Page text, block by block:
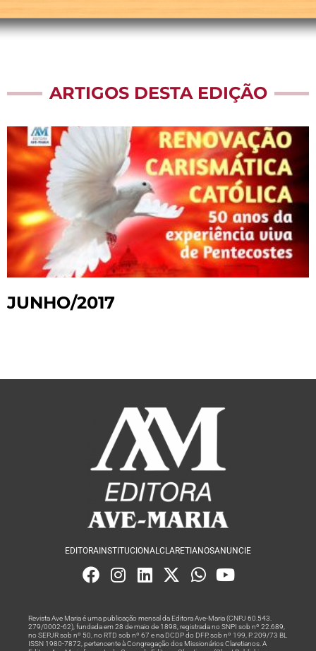
ARTIGOS DESTA EDIÇÃO
JUNHO/2017
EDITORA INSTITUCIONALCLARETIANOSANUNCIE
Revista Ave Maria é uma publicação mensal da Editora Ave-Maria (CNPJ 60.543.
279/0002-62), fundada em 28 de maio de 1898, registrada no SNPI sob nº 22.689,
no SEPJR sob nº 50, no RTD sob nº 67 e na DCDP do DFP, sob nº 199, P. 209/73 BL
ISSN 1980-7872, pertencente à Congregação dos Missionários Claretianos. A